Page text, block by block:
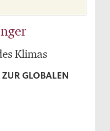
Klimas
GLOBALEN